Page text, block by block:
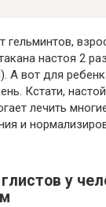
гельминтов,
настоя 2
А вот для
Кстати,
лечить
и
у